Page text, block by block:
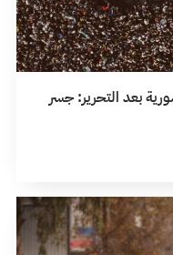
بعد التحرير: جسر